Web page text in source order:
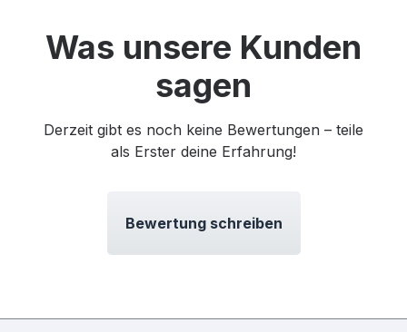
Was unsere Kunden
sagen
Derzeit gibt es noch keine Bewertungen – teile
als Erster deine Erfahrung!
Bewertung schreiben